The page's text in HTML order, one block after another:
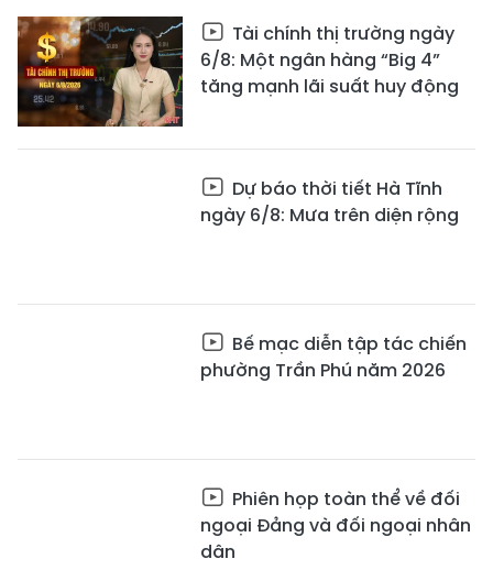
Tài chính thị trường ngày
6/8: Một ngân hàng “Big 4”
tăng mạnh lãi suất huy động
Dự báo thời tiết Hà Tĩnh
ngày 6/8: Mưa trên diện rộng
Bế mạc diễn tập tác chiến
phường Trần Phú năm 2026
Phiên họp toàn thể về đối
ngoại Đảng và đối ngoại nhân
dân